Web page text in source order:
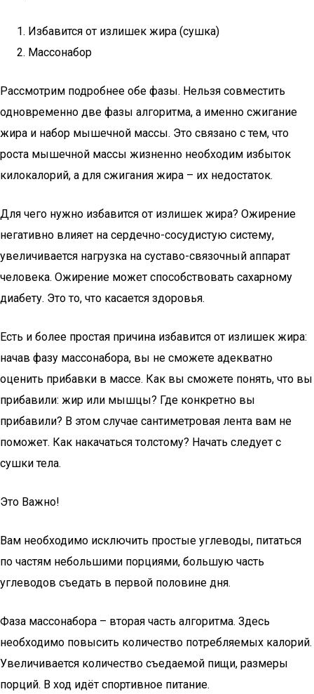
Избавится от излишек жира (сушка)
Массонабор
Рассмотрим подробнее обе фазы. Нельзя совместить
одновременно две фазы алгоритма, а именно сжигание
жира и набор мышечной массы. Это связано с тем, что
роста мышечной массы жизненно необходим избыток
килокалорий, а для сжигания жира – их недостаток.
Для чего нужно избавится от излишек жира? Ожирение
негативно влияет на сердечно-сосудистую систему,
увеличивается нагрузка на суставо-связочный аппарат
человека. Ожирение может способствовать сахарному
диабету. Это то, что касается здоровья.
Есть и более простая причина избавится от излишек жира:
начав фазу массонабора, вы не сможете адекватно
оценить прибавки в массе. Как вы сможете понять, что вы
прибавили: жир или мышцы? Где конкретно вы
прибавили? В этом случае сантиметровая лента вам не
поможет. Как накачаться толстому? Начать следует с
сушки тела.
Это Важно!
Вам необходимо исключить простые углеводы, питаться
по частям небольшими порциями, большую часть
углеводов съедать в первой половине дня.
Фаза массонабора – вторая часть алгоритма. Здесь
необходимо повысить количество потребляемых калорий.
Увеличивается количество съедаемой пищи, размеры
порций. В ход идёт спортивное питание.